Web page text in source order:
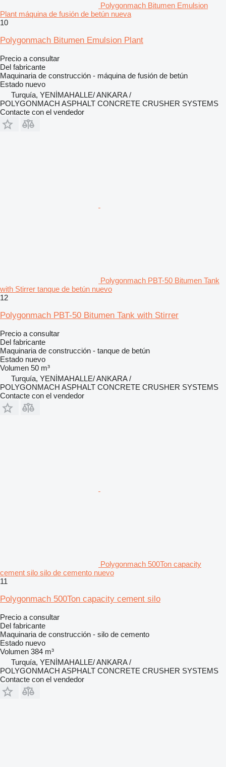
Polygonmach Bitumen Emulsion
Plant máquina de fusión de betún nueva
10
Polygonmach Bitumen Emulsion Plant
Precio a consultar
Del fabricante
Maquinaria de construcción - máquina de fusión de betún
Estado nuevo
Turquía, YENİMAHALLE/ ANKARA /
POLYGONMACH ASPHALT CONCRETE CRUSHER SYSTEMS
Contacte con el vendedor
Polygonmach PBT-50 Bitumen Tank
with Stirrer tanque de betún nuevo
12
Polygonmach PBT-50 Bitumen Tank with Stirrer
Precio a consultar
Del fabricante
Maquinaria de construcción - tanque de betún
Estado nuevo
Volumen 50 m³
Turquía, YENİMAHALLE/ ANKARA /
POLYGONMACH ASPHALT CONCRETE CRUSHER SYSTEMS
Contacte con el vendedor
Polygonmach 500Ton capacity
cement silo silo de cemento nuevo
11
Polygonmach 500Ton capacity cement silo
Precio a consultar
Del fabricante
Maquinaria de construcción - silo de cemento
Estado nuevo
Volumen 384 m³
Turquía, YENİMAHALLE/ ANKARA /
POLYGONMACH ASPHALT CONCRETE CRUSHER SYSTEMS
Contacte con el vendedor